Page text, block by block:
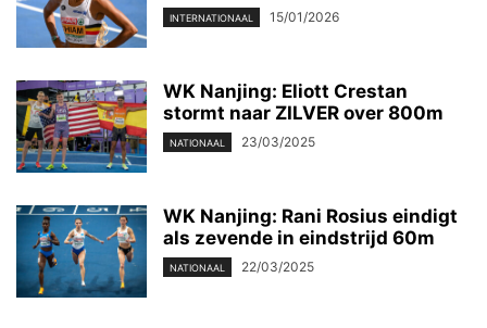
INTERNATIONAAL 15/01/2026
WK Nanjing: Eliott Crestan
stormt naar ZILVER over 800m
NATIONAAL 23/03/2025
WK Nanjing: Rani Rosius eindigt
als zevende in eindstrijd 60m
NATIONAAL 22/03/2025